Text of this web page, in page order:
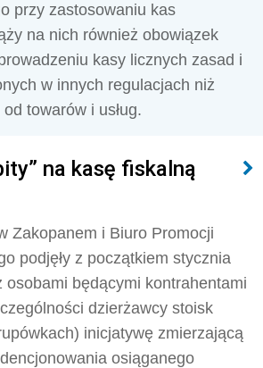
przy zastosowaniu kas
na nich również obowiązek
kasy licznych zasad i
w innych regulacjach niż
towarów i usług.
na kasę fiskalną
Zakopanem i Biuro Promocji
podjęły z początkiem stycznia
osobami będącymi kontrahentami
dzierżawcy stoisk
inicjatywę zmierzającą
osiąganego